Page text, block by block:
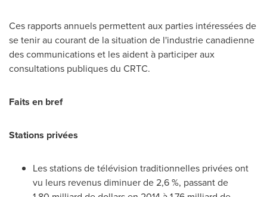
Ces rapports annuels permettent aux parties intéressées de
se tenir au courant de la situation de l'industrie canadienne
des communications et les aident à participer aux
consultations publiques du CRTC.
Faits en bref
Stations privées
Les stations de télévision traditionnelles privées ont
vu leurs revenus diminuer de 2,6 %, passant de